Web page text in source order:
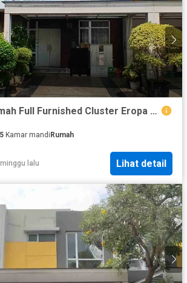
Di Sewakan Rumah Full Furnished Cluster Eropa Sedayu City Kelapa Gading
5 Kamar mandi Rumah
lalu Lihat detail